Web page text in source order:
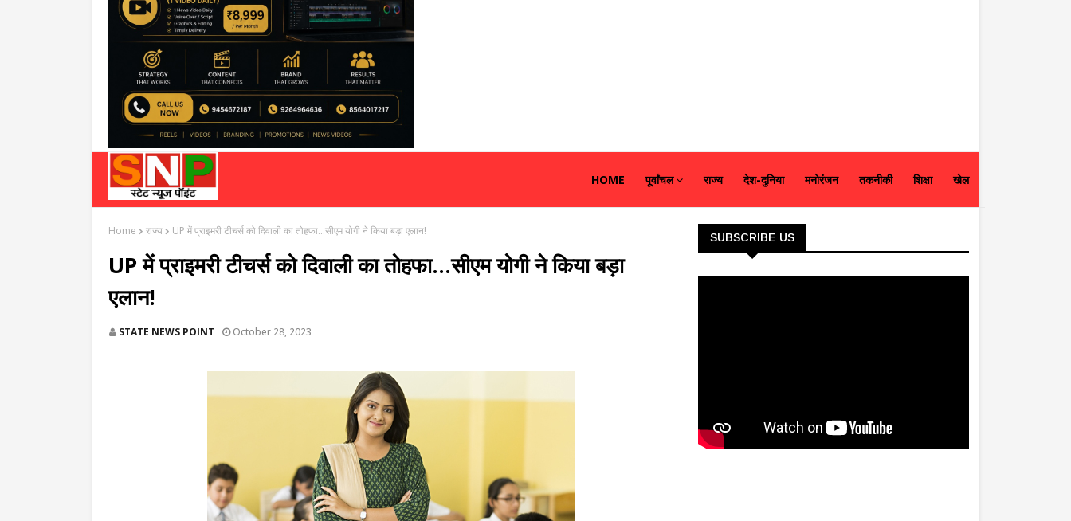
HOME पूर्वांचल राज्य देश-दुनिया मनोरंजन तकनीकी शिक्षा खेल
Home राज्य UP में प्राइमरी टीचर्स को दिवाली का तोहफा...सीएम योगी ने किया बड़ा एलान!
UP में प्राइमरी टीचर्स को दिवाली का तोहफा...सीएम योगी ने किया बड़ा
एलान!
STATE NEWS POINT October 28, 2023
SUBSCRIBE US